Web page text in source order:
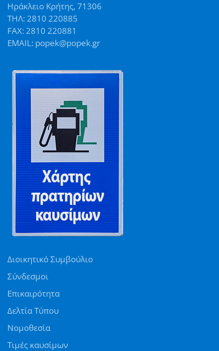
Ηράκλειο Κρήτης, 71306
ΤΗΛ: 2810 220885
FAX: 2810 220881
EMAIL: popek@popek.gr
Διοικητικό Συμβούλιο
Σύνδεσμοι
Επικαιρότητα
Δελτία Τύπου
Νομοθεσία
Τιμές καυσίμων